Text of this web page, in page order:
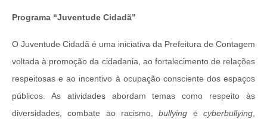
Programa “Juventude Cidadã”
O Juventude Cidadã é uma iniciativa da Prefeitura de Contagem
voltada à promoção da cidadania, ao fortalecimento de relações
respeitosas e ao incentivo à ocupação consciente dos espaços
públicos. As atividades abordam temas como respeito às
diversidades, combate ao racismo,bullying ecyberbullying